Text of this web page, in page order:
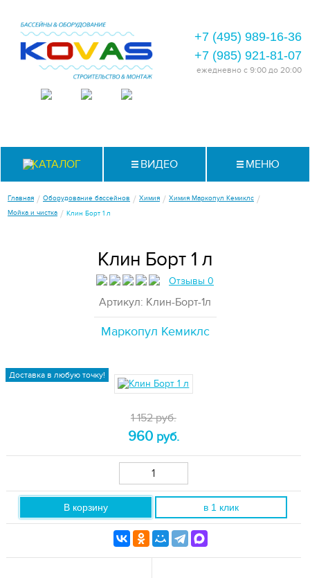
+7 (495) 989-16-36
+7 (985) 921-81-07
ежедневно с 9:00 до 20:00
КАТАЛОГ ВИДЕО МЕНЮ
Главная / Оборудование бассейнов / Химия / Химия Маркопул Кемиклс /
Мойка и чистка / Клин Борт 1 л
Клин Борт 1 л
Отзывы 0
Артикул: Клин-Борт-1л
Маркопул Кемиклс
Доставка в любую точку!
1 152 руб.
960руб.
В корзину в 1 клик